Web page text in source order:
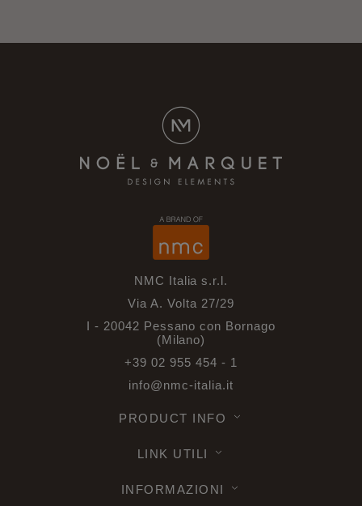
NMC Italia s.r.l.
Via A. Volta 27/29
I - 20042 Pessano con Bornago
(Milano)
+39 02 955 454 - 1
info@nmc-italia.it
PRODUCT INFO
LINK UTILI
INFORMAZIONI